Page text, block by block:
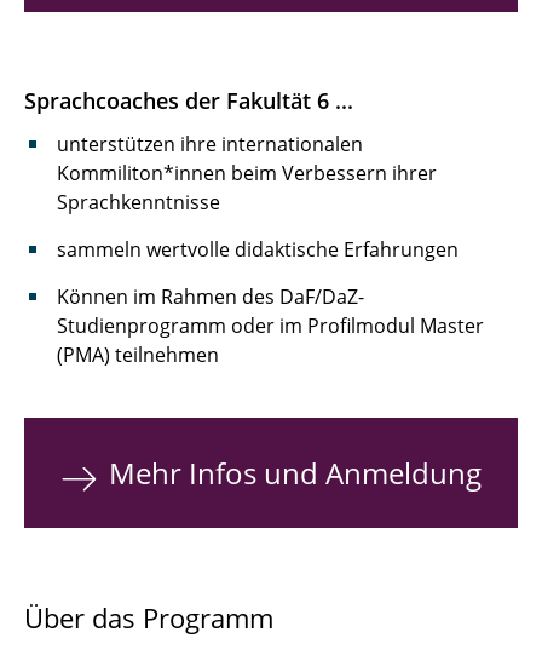
Sprachcoaches der Fakultät 6 ...
unterstützen ihre internationalen
Kommiliton*innen beim Verbessern ihrer
Sprachkenntnisse
sammeln wertvolle didaktische Erfahrungen
Können im Rahmen des DaF/DaZ-
Studienprogramm oder im Profilmodul Master
(PMA) teilnehmen
Mehr Infos und Anmeldung
Über das Programm